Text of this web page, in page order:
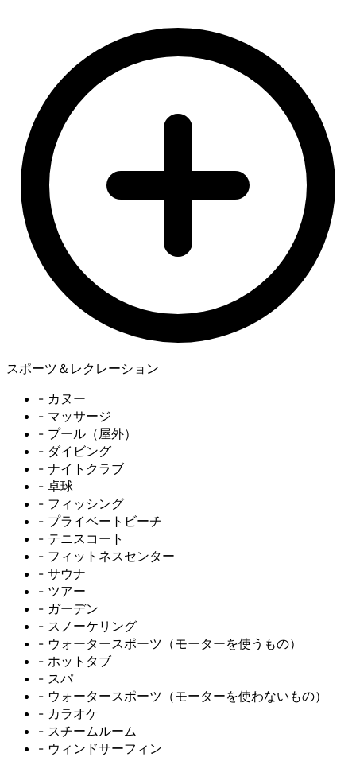
スポーツ＆レクレーション
- カヌー
- マッサージ
- プール（屋外）
- ダイビング
- ナイトクラブ
- 卓球
- フィッシング
- プライベートビーチ
- テニスコート
- フィットネスセンター
- サウナ
- ツアー
- ガーデン
- スノーケリング
- ウォータースポーツ（モーターを使うもの）
- ホットタブ
- スパ
- ウォータースポーツ（モーターを使わないもの）
- カラオケ
- スチームルーム
- ウィンドサーフィン